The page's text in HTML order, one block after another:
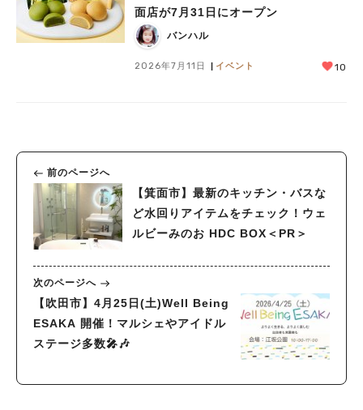
面店が7月31日にオープン
バンハル
2026年7月11日 イベント 10
前のページへ
【箕面市】最新のキッチン・バスな
ど水回りアイテムをチェック！ウェ
ルビーみのお HDC BOX＜PR＞
次のページへ
【吹田市】4月25日(土)Well Being
ESAKA 開催！マルシェやアイドル
ステージ多数🎤🎶